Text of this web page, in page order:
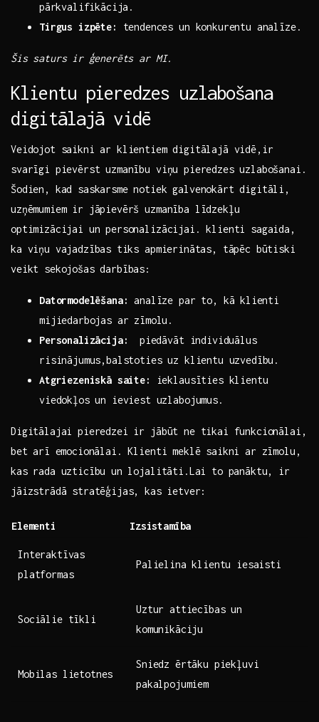
⁢pārkvalifikācija.
Tirgus izpēte:
tendences un konkurentu analīze.
Šis saturs ir ⁣ģenerēts ar MI.
Klientu pieredzes uzlabošana
‌digitālajā vidē
Veidojot saikni ar klientiem digitālajā‌ vidē,ir
svarīgi pievērst uzmanību‌ viņu pieredzes uzlabošanai.
Šodien, kad saskarsme ‌notiek galvenokārt digitāli, ​
uzņēmumiem ir‌ jāpievērš uzmanība ​līdzekļu
optimizācijai un personalizācijai. klienti sagaida,
ka‌ viņu vajadzības ⁣tiks apmierinātas,​ tāpēc būtiski
veikt sekojošas darbības:
Datormodelēšana: analīze par to, kā⁣ klienti
mijiedarbojas ar‍ zīmolu.
Personalizācija:
⁣ piedāvāt individuālus
risinājumus,balstoties uz klientu uzvedību.
Atgriezeniskā saite:
ieklausīties‍ klientu
viedokļos un ieviest uzlabojumus.
Digitālajai pieredzei ir‍ jābūt ne tikai funkcionālai,‍
bet arī⁣ emocionālai. Klienti meklē saikni ar‌ zīmolu,
kas rada uzticību un⁢ lojalitāti.Lai to panāktu,‍ ir
jāizstrādā stratēģijas, kas ⁣ietver:
Elementi Izsistamība
Interaktīvas
platformas
Palielina klientu iesaisti
Sociālie tīkli
Uztur attiecības ⁣un
komunikāciju
Mobilas lietotnes
Sniedz ērtāku ‍piekļuvi⁣
pakalpojumiem